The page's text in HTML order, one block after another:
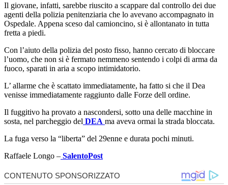
Il giovane, infatti, sarebbe riuscito a scappare dal controllo dei due
agenti della polizia penitenziaria che lo avevano accompagnato in
Ospedale. Appena sceso dal camioncino, si è allontanato in tutta
fretta a piedi.
Con l’aiuto della polizia del posto fisso, hanno cercato di bloccare
l’uomo, che non si è fermato nemmeno sentendo i colpi di arma da
fuoco, sparati in aria a scopo intimidatorio.
L’ allarme che è scattato immediatamente, ha fatto si che il Dea
venisse immediatamente raggiunto dalle Forze dell ordine.
Il fuggitivo ha provato a nascondersi, sotto una delle macchine in
sosta, nel parcheggio del DEA ma aveva ormai la strada bloccata.
La fuga verso la “liberta” del 29enne e durata pochi minuti.
Raffaele Longo – SalentoPost